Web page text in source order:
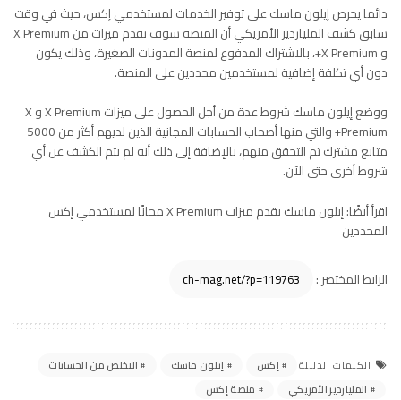
دائما يحرص إيلون ماسك على توفير الخدمات لمستخدمي إكس، حيث في وقت
سابق كشف الملياردير الأمريكي أن المنصة سوف تقدم ميزات من X Premium
و X Premium+، بالاشتراك المدفوع لمنصة المدونات الصغيرة، وذلك يكون
دون أي تكلفة إضافية لمستخدمين محددين على المنصة.
ووضعإيلون ماسك
شروط عدة من أجل الحصول على ميزات X Premium و X
Premium+ والتي منها أصحاب الحسابات المجانية الذين لديهم أكثر من 5000
متابع مشترك تم التحقق منهم، بالإضافة إلى ذلك أنه لم يتم الكشف عن أي
شروط أخرى حتى الآن.
اقرأ أيضًا:
إيلون ماسك يقدم ميزات X Premium مجانًا لمستخدمي إكس
المحددين
الرابط المختصر :
الكلمات الدليلة إكس إيلون ماسك
التخلص من الحسابات
الملياردير الأمريكي
منصة إكس